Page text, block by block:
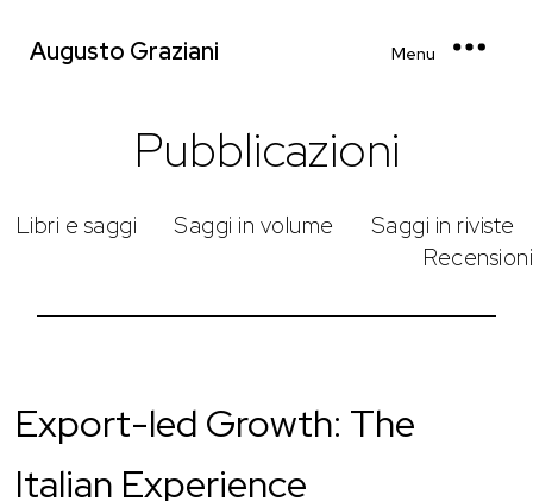
Augusto Graziani Menu
Pubblicazioni
Libri e saggi Saggi in volume
Saggi in riviste
Recensioni
Export-led Growth: The
Italian Experience